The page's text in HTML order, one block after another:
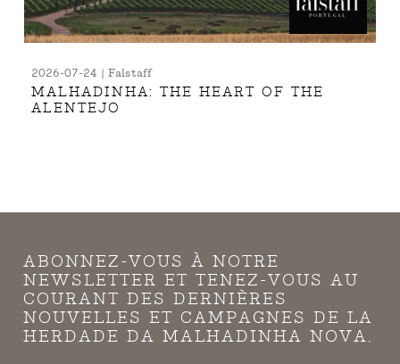
2026-07-24 | Falstaff
MALHADINHA: THE HEART OF THE
ALENTEJO
ABONNEZ-VOUS À NOTRE
NEWSLETTER ET TENEZ-VOUS AU
COURANT DES DERNIÈRES
NOUVELLES ET CAMPAGNES DE LA
HERDADE DA MALHADINHA NOVA.